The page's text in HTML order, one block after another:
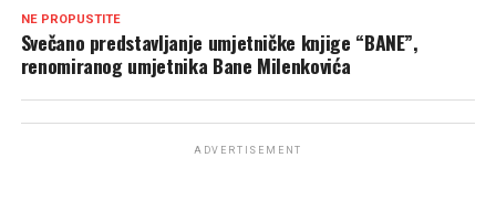
NE PROPUSTITE
Svečano predstavljanje umjetničke knjige “BANE”,
renomiranog umjetnika Bane Milenkovića
ADVERTISEMENT